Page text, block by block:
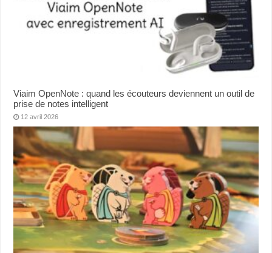
Viaim OpenNote : quand les écouteurs deviennent un outil de
prise de notes intelligent
12 avril 2026